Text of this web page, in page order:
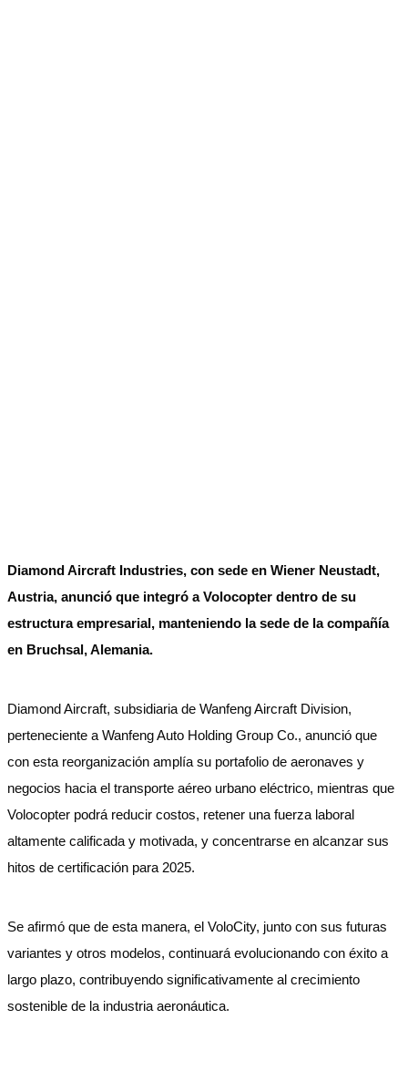
Diamond Aircraft Industries, con sede en Wiener Neustadt,
Austria, anunció que integró a Volocopter dentro de su
estructura empresarial, manteniendo la sede de la compañía
en Bruchsal, Alemania.
Diamond Aircraft, subsidiaria de Wanfeng Aircraft Division,
perteneciente a Wanfeng Auto Holding Group Co., anunció que
con esta reorganización amplía su portafolio de aeronaves y
negocios hacia el transporte aéreo urbano eléctrico, mientras que
Volocopter podrá reducir costos, retener una fuerza laboral
altamente calificada y motivada, y concentrarse en alcanzar sus
hitos de certificación para 2025.
Se afirmó que de esta manera, el VoloCity, junto con sus futuras
variantes y otros modelos, continuará evolucionando con éxito a
largo plazo, contribuyendo significativamente al crecimiento
sostenible de la industria aeronáutica.